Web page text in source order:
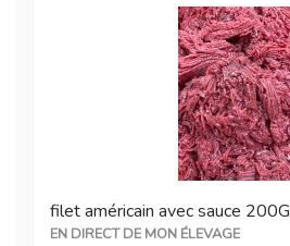
filet américain avec sauce 200G
EN DIRECT DE MON ÉLEVAGE